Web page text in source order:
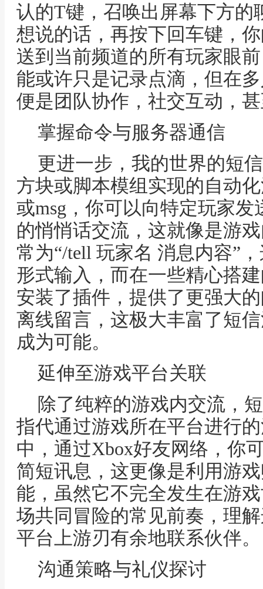
认的T键，召唤出屏幕下方的
想说的话，再按下回车键，
送到当前频道的所有玩家眼
能或许只是记录点滴，但在
便是团队协作，社交互动，
掌握命令与服务器通信
更进一步，我的世界的短
方块或脚本模组实现的自动
或msg，你可以向特定玩家
的悄悄话交流，这就像是游
常为“/tell 玩家名 消息内容”
形式输入，而在一些精心搭
安装了插件，提供了更强大
离线留言，这极大丰富了短
成为可能。
延伸至游戏平台关联
除了纯粹的游戏内交流，
指代通过游戏所在平台进行
中，通过Xbox好友网络，你
简短讯息，这更像是利用游
能，虽然它不完全发生在游
场共同冒险的常见前奏，理
平台上游刃有余地联系伙伴。
沟通策略与礼仪探讨